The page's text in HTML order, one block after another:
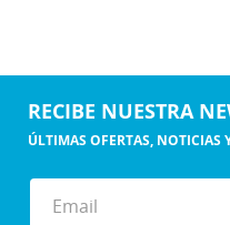
RECIBE NUESTRA
ÚLTIMAS OFERTAS, NOTICIAS